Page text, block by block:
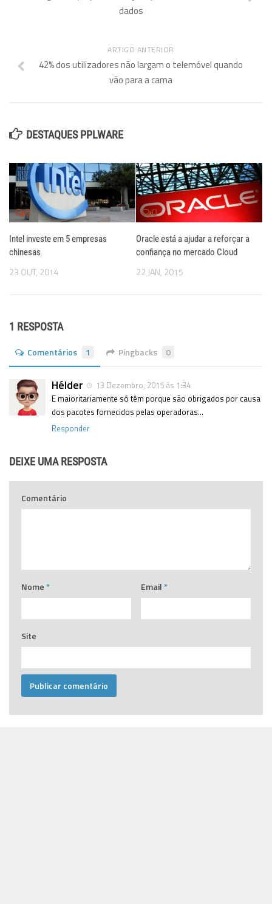
dados
ARTIGO ANTERIOR
42% dos utilizadores não largam o telemóvel quando
vão para a cama
DESTAQUES PPLWARE
0
Intel investe em 5 empresas
chinesas
23 OUT, 2014
0
Oracle está a ajudar a reforçar a
confiança no mercado Cloud
22 JAN, 2015
1 RESPOSTA
Comentários
1 Pingbacks 0
Hélder
13 Dezembro, 2015 às 1:34
E maioritariamente só têm porque são obrigados por causa
dos pacotes fornecidos pelas operadoras…
Responder
DEIXE UMA RESPOSTA
Comentário
Nome * Email *
Site